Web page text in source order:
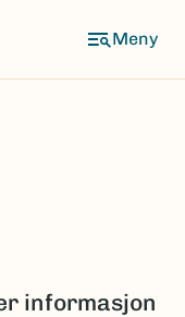
informasjon